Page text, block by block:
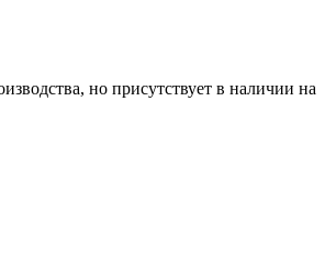
но присутствует в наличии на